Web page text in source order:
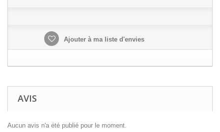
Ajouter à ma liste d'envies
AVIS
Aucun avis n'a été publié pour le moment.